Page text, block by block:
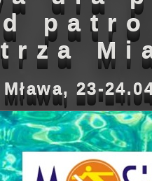
Mława, 23-